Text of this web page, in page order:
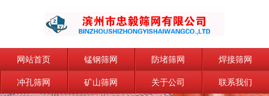
网站首页 锰钢筛网 防堵筛网 焊接筛网
冲孔筛网 矿山筛网 关于公司 联系我们